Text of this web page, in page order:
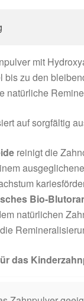
mit
bis zu den
natürliche
auf sorgfältig
reinigt die
Bio-
natürlichen
das